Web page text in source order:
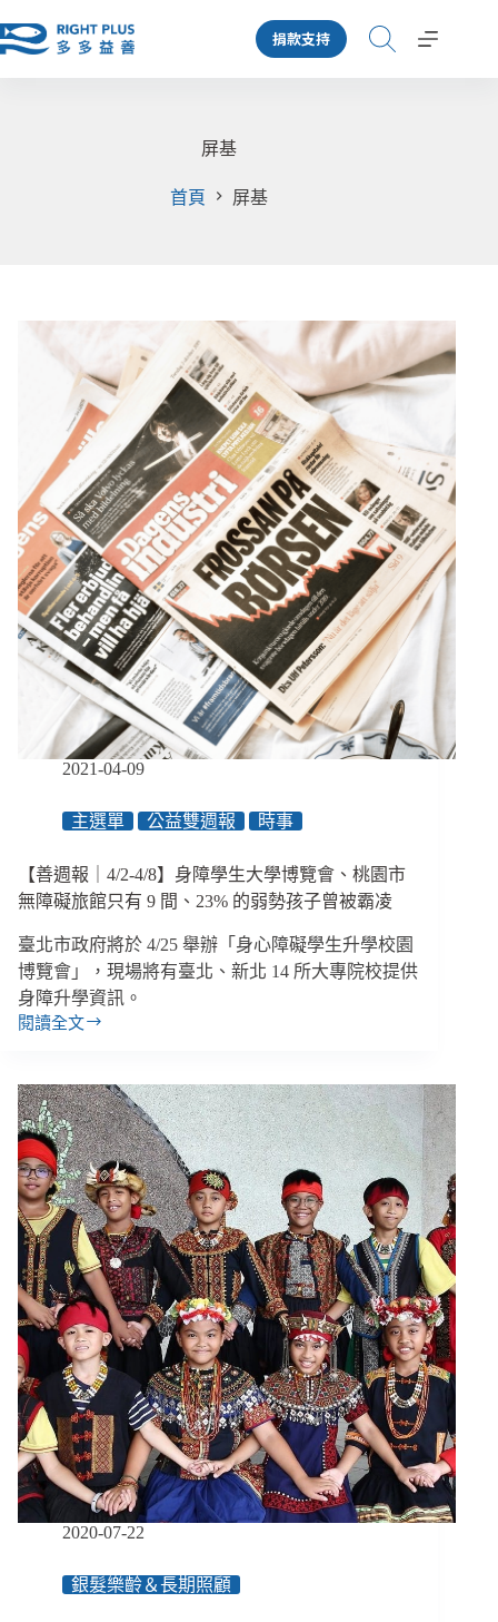
至
捐款支持
屏基
首頁 屏基
2021-04-09
主選單 公益雙週報 時事
【善週報｜4/2-4/8】身障學生大學博覽會、桃園市
無障礙旅館只有 9 間、23% 的弱勢孩子曾被霸凌
臺北市政府將於 4/25 舉辦「身心障礙學生升學校園
博覽會」，現場將有臺北、新北 14 所大專院校提供
身障升學資訊。
閱讀全文
【善
｜
4/2-
4/8】
身
障
學
生
大
學
博
覽
會、
桃
園
市
無
障
礙
旅
2020-07-22
銀髮樂齡＆長期照顧